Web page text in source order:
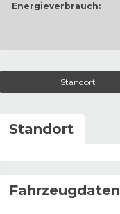
Energieverbrauch:
Standort
Standort
Fahrzeugdaten